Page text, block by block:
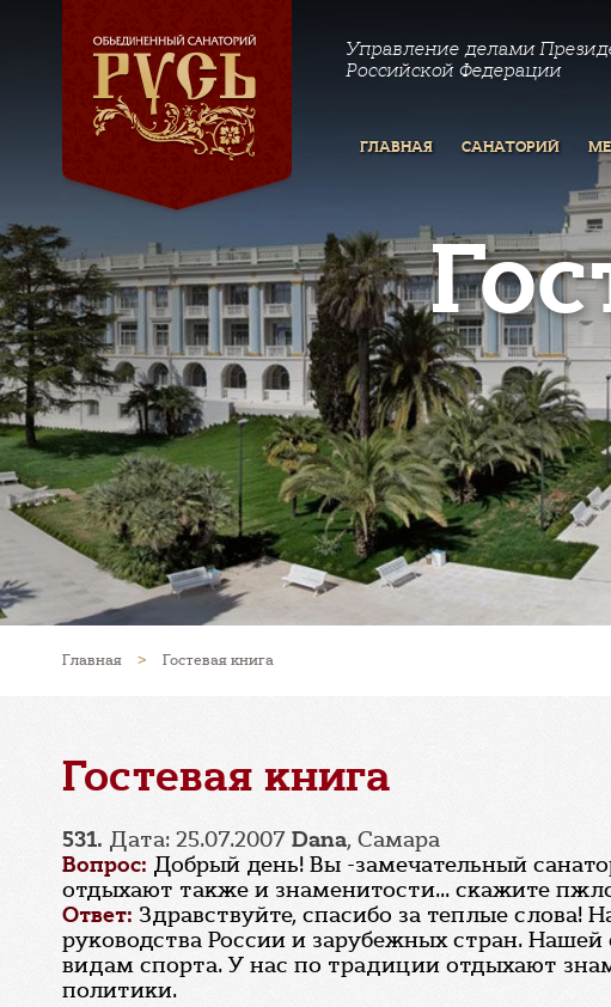
Управление делами
Российской Федерации
ГЛАВНАЯ САНАТОРИЙ
Главная > Гостевая книга
Гостевая книга
531. Дата: 25.07.2007 Dana, Самара
Вопрос: Добрый день! Вы -замечательный
отдыхают также и знаменитости... скажите
Ответ: Здравствуйте, спасибо за теплые слова!
руководства России и зарубежных стран.
видам спорта. У нас по традиции отдыхают
политики.